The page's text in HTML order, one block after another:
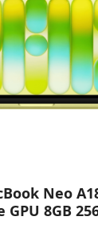
Neo
8GB